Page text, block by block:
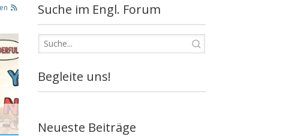
Suche im Engl. Forum
Begleite uns!
Neueste Beiträge